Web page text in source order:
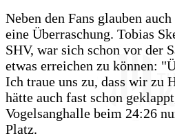
Neben den Fans glauben
eine Überraschung. Tobias
SHV, war sich schon vor der
etwas erreichen zu können:
Ich traue uns zu, dass wir zu
hätte auch fast schon
Vogelsanghalle beim 24:26
Platz.